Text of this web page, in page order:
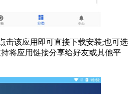
该应用即可直接下载安装;也可选
将应用链接分享给好友或其他平